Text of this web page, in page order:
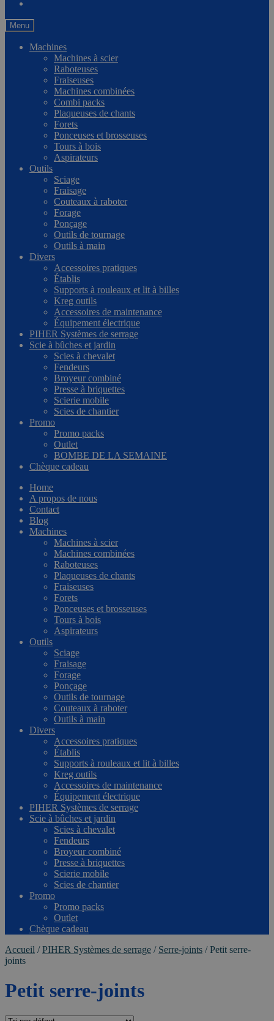
Menu
Machines
Machines à scier
Raboteuses
Fraiseuses
Machines combinées
Combi packs
Plaqueuses de chants
Forets
Ponceuses et brosseuses
Tours à bois
Aspirateurs
Outils
Sciage
Fraisage
Couteaux à raboter
Forage
Ponçage
Outils de tournage
Outils à main
Divers
Accessoires pratiques
Établis
Supports à rouleaux et lit à billes
Kreg outils
Accessoires de maintenance
Équipement électrique
PIHER Systèmes de serrage
Scie à bûches et jardin
Scies à chevalet
Fendeurs
Broyeur combiné
Presse à briquettes
Scierie mobile
Scies de chantier
Promo
Promo packs
Outlet
BOMBE DE LA SEMAINE
Chèque cadeau
Home
A propos de nous
Contact
Blog
Machines
Machines à scier
Machines combinées
Raboteuses
Plaqueuses de chants
Fraiseuses
Forets
Ponceuses et brosseuses
Tours à bois
Aspirateurs
Outils
Sciage
Fraisage
Forage
Ponçage
Outils de tournage
Couteaux à raboter
Outils à main
Divers
Accessoires pratiques
Établis
Supports à rouleaux et lit à billes
Kreg outils
Accessoires de maintenance
Équipement électrique
PIHER Systèmes de serrage
Scie à bûches et jardin
Scies à chevalet
Fendeurs
Broyeur combiné
Presse à briquettes
Scierie mobile
Scies de chantier
Promo
Promo packs
Outlet
Chèque cadeau
Accueil /PIHER Systèmes de serrage / Serre-joints /Petit serre-
joints
Petit serre-joints